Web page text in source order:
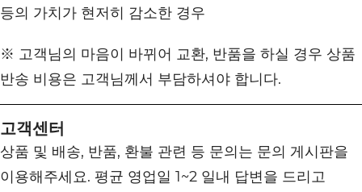
등의 가치가 현저히 감소한 경우
※ 고객님의 마음이 바뀌어 교환, 반품을 하실 경우 상품
반송 비용은 고객님께서 부담하셔야 합니다.
고객센터
상품 및 배송, 반품, 환불 관련 등 문의는 문의 게시판을
이용해주세요. 평균 영업일 1~2 일내 답변을 드리고